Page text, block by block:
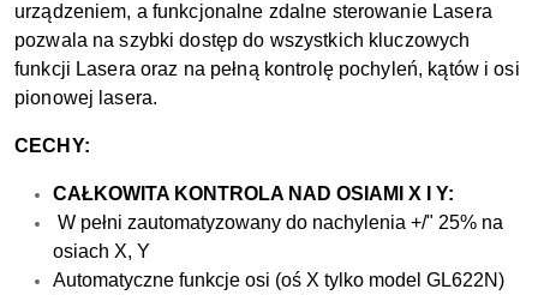
urządzeniem, a funkcjonalne zdalne sterowanie Lasera
pozwala na szybki dostęp do wszystkich kluczowych
funkcji Lasera oraz na pełną kontrolę pochyleń, kątów i osi
pionowej lasera.
CECHY:
CAŁKOWITA KONTROLA NAD OSIAMI X I Y:
W pełni zautomatyzowany do nachylenia +/" 25% na
osiach X, Y
Automatyczne funkcje osi (oś X tylko model GL622N)